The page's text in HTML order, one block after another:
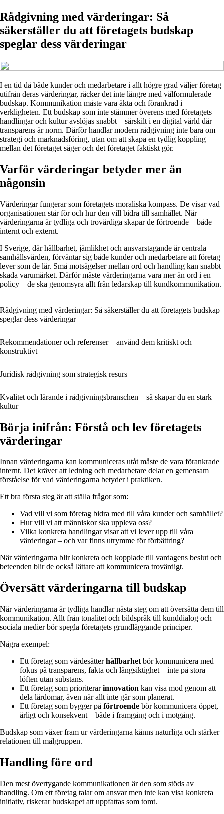
Rådgivning med värderingar: Så
säkerställer du att företagets budskap
speglar dess värderingar
I en tid då både kunder och medarbetare i allt högre grad väljer företag
utifrån deras värderingar, räcker det inte längre med välformulerade
budskap. Kommunikation måste vara äkta och förankrad i
verkligheten. Ett budskap som inte stämmer överens med företagets
handlingar och kultur avslöjas snabbt – särskilt i en digital värld där
transparens är norm. Därför handlar modern rådgivning inte bara om
strategi och marknadsföring, utan om att skapa en tydlig koppling
mellan det företaget säger och det företaget faktiskt gör.
Varför värderingar betyder mer än
någonsin
Värderingar fungerar som företagets moraliska kompass. De visar vad
organisationen står för och hur den vill bidra till samhället. När
värderingarna är tydliga och trovärdiga skapar de förtroende – både
internt och externt.
I Sverige, där hållbarhet, jämlikhet och ansvarstagande är centrala
samhällsvärden, förväntar sig både kunder och medarbetare att företag
lever som de lär. Små motsägelser mellan ord och handling kan snabbt
skada varumärket. Därför måste värderingarna vara mer än ord i en
policy – de ska genomsyra allt från ledarskap till kundkommunikation.
Rådgivning med värderingar: Så säkerställer du att företagets budskap
speglar dess värderingar
Rekommendationer och referenser – använd dem kritiskt och
konstruktivt
Juridisk rådgivning som strategisk resurs
Kvalitet och lärande i rådgivningsbranschen – så skapar du en stark
kultur
Börja inifrån: Förstå och lev företagets
värderingar
Innan värderingarna kan kommuniceras utåt måste de vara förankrade
internt. Det kräver att ledning och medarbetare delar en gemensam
förståelse för vad värderingarna betyder i praktiken.
Ett bra första steg är att ställa frågor som:
Vad vill vi som företag bidra med till våra kunder och samhället?
Hur vill vi att människor ska uppleva oss?
Vilka konkreta handlingar visar att vi lever upp till våra
värderingar – och var finns utrymme för förbättring?
När värderingarna blir konkreta och kopplade till vardagens beslut och
beteenden blir de också lättare att kommunicera trovärdigt.
Översätt värderingarna till budskap
När värderingarna är tydliga handlar nästa steg om att översätta dem till
kommunikation. Allt från tonalitet och bildspråk till kunddialog och
sociala medier bör spegla företagets grundläggande principer.
Några exempel:
Ett företag som värdesätterhållbarhet bör kommunicera med
fokus på transparens, fakta och långsiktighet – inte på stora
löften utan substans.
Ett företag som prioriterarinnovation kan visa mod genom att
dela lärdomar, även när allt inte går som planerat.
Ett företag som bygger på förtroende bör kommunicera öppet,
ärligt och konsekvent – både i framgång och i motgång.
Budskap som växer fram ur värderingarna känns naturliga och stärker
relationen till målgruppen.
Handling före ord
Den mest övertygande kommunikationen är den som stöds av
handling. Om ett företag talar om ansvar men inte kan visa konkreta
initiativ, riskerar budskapet att uppfattas som tomt.